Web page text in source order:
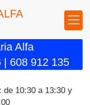
Alfa
| 608 912 135
de 10:30 a 13:30 y